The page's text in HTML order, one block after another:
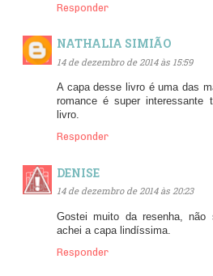
Responder
NATHALIA SIMIÃO
14 de dezembro de 2014 às 15:59
A capa desse livro é uma das
romance é super interessante
livro.
Responder
DENISE
14 de dezembro de 2014 às 20:23
Gostei muito da resenha,
achei a capa lindíssima.
Responder